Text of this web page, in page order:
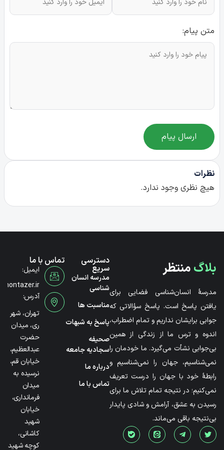
متن پیام:
ارسال پیام
نظرات
هیچ نظری وجود ندارد.
بلاگمنتظر
مدرسۀ انسان‌شناسی فضایی برای
یافتن پاسخ است. پاسخ سؤالاتی که
جوابی برایشان نداریم و تمام اضطراب،
اندوه و ترس ما از زندگی از همین
بی‌جوابی نشأت می‌گیرد. ما خودمان را
نمی‌شناسیم، جهان را نمی‌شناسیم و
رابطۀ خود با جهان را درست تعریف
نمی‌کنیم؛ در نتیجه تمام تلاش ما برای
رسیدن به عشق، آرامش و شادی پایدار
بی‌نتیجه باقی می‌ماند.
دسترسی
سریع
مدرسه انسان
شناسی
مناسبت ها
پاسخ به شبهات
صحیفه
سجادیه جامعه
درباره ما
تماس با ما
تماس با ما
ایمیل:
آدرس:
تهران، شهر
ری، میدان
حضرت
عبدالعظیم،
خیابان قم،
نرسیده به
میدان
فرمانداری،
خیابان
شهید
کاشانی،
کوچه شهید